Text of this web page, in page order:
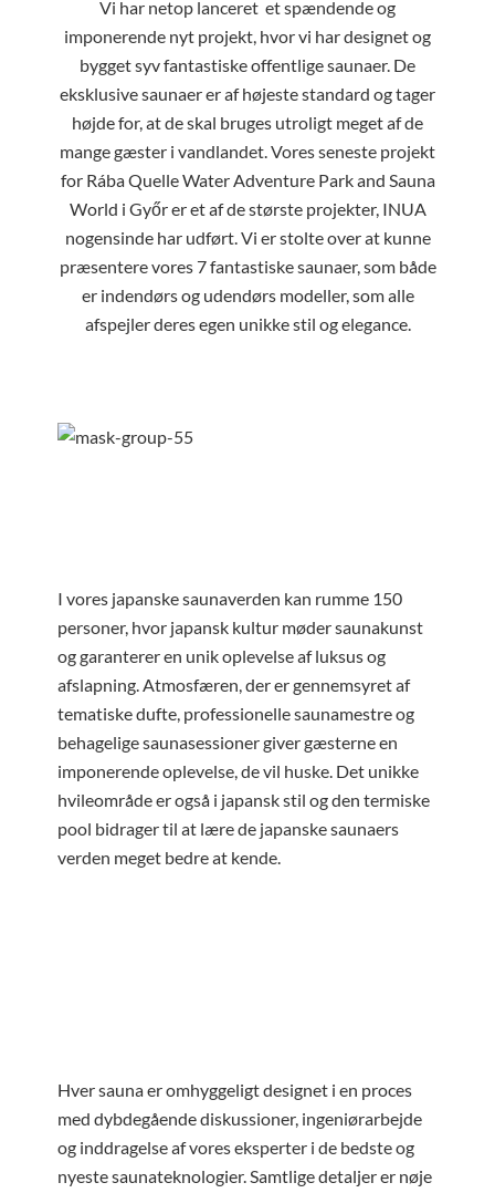
Vi har netop lanceret et spændende og
imponerende nyt projekt, hvor vi har designet og
bygget syv fantastiske offentlige saunaer. De
eksklusive saunaer er af højeste standard og tager
højde for, at de skal bruges utroligt meget af de
mange gæster i vandlandet. Vores seneste projekt
for Rába Quelle Water Adventure Park and Sauna
World i Győr er et af de største projekter, INUA
nogensinde har udført. Vi er stolte over at kunne
præsentere vores 7 fantastiske saunaer, som både
er indendørs og udendørs modeller, som alle
afspejler deres egen unikke stil og elegance.
I vores japanske saunaverden kan rumme 150
personer, hvor japansk kultur møder saunakunst
og garanterer en unik oplevelse af luksus og
afslapning. Atmosfæren, der er gennemsyret af
tematiske dufte, professionelle saunamestre og
behagelige saunasessioner giver gæsterne en
imponerende oplevelse, de vil huske. Det unikke
hvileområde er også i japansk stil og den termiske
pool bidrager til at lære de japanske saunaers
verden meget bedre at kende.
Hver sauna er omhyggeligt designet i en proces
med dybdegående diskussioner, ingeniørarbejde
og inddragelse af vores eksperter i de bedste og
nyeste saunateknologier. Samtlige detaljer er nøje